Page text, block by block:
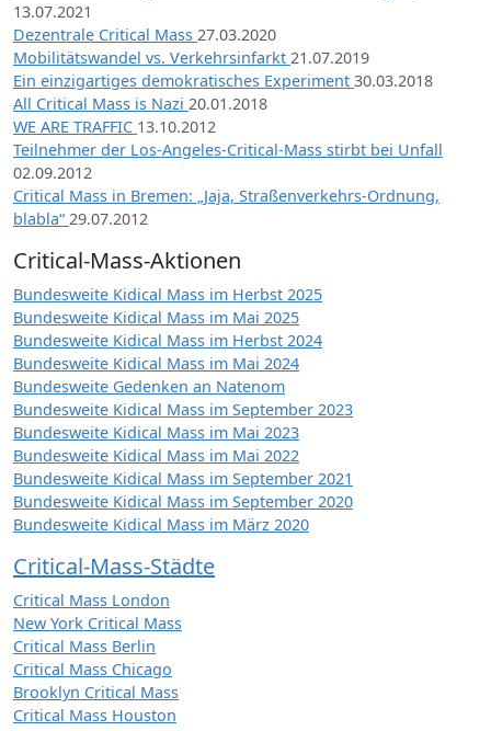
13.07.2021
Dezentrale Critical Mass 27.03.2020
Mobilitätswandel vs. Verkehrsinfarkt 21.07.2019
Ein einzigartiges demokratisches Experiment 30.03.2018
All Critical Mass is Nazi 20.01.2018
WE ARE TRAFFIC 13.10.2012
Teilnehmer der Los-Angeles-Critical-Mass stirbt bei Unfall
02.09.2012
Critical Mass in Bremen: „Jaja, Straßenverkehrs-Ordnung,
blabla“ 29.07.2012
Critical-Mass-Aktionen
Bundesweite Kidical Mass im Herbst 2025
Bundesweite Kidical Mass im Mai 2025
Bundesweite Kidical Mass im Herbst 2024
Bundesweite Kidical Mass im Mai 2024
Bundesweite Gedenken an Natenom
Bundesweite Kidical Mass im September 2023
Bundesweite Kidical Mass im Mai 2023
Bundesweite Kidical Mass im Mai 2022
Bundesweite Kidical Mass im September 2021
Bundesweite Kidical Mass im September 2020
Bundesweite Kidical Mass im März 2020
Critical-Mass-Städte
Critical Mass London
New York Critical Mass
Critical Mass Berlin
Critical Mass Chicago
Brooklyn Critical Mass
Critical Mass Houston